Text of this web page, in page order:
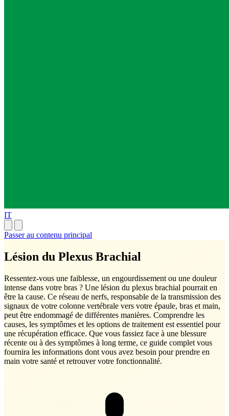
IT
Passer au contenu principal
Lésion du Plexus Brachial
Ressentez-vous une faiblesse, un engourdissement ou une douleur
intense dans votre bras ? Une lésion du plexus brachial pourrait en
être la cause. Ce réseau de nerfs, responsable de la transmission des
signaux de votre colonne vertébrale vers votre épaule, bras et main,
peut être endommagé de différentes manières. Comprendre les
causes, les symptômes et les options de traitement est essentiel pour
une récupération efficace. Que vous fassiez face à une blessure
récente ou à des symptômes à long terme, ce guide complet vous
fournira les informations dont vous avez besoin pour prendre en
main votre santé et retrouver votre fonctionnalité.